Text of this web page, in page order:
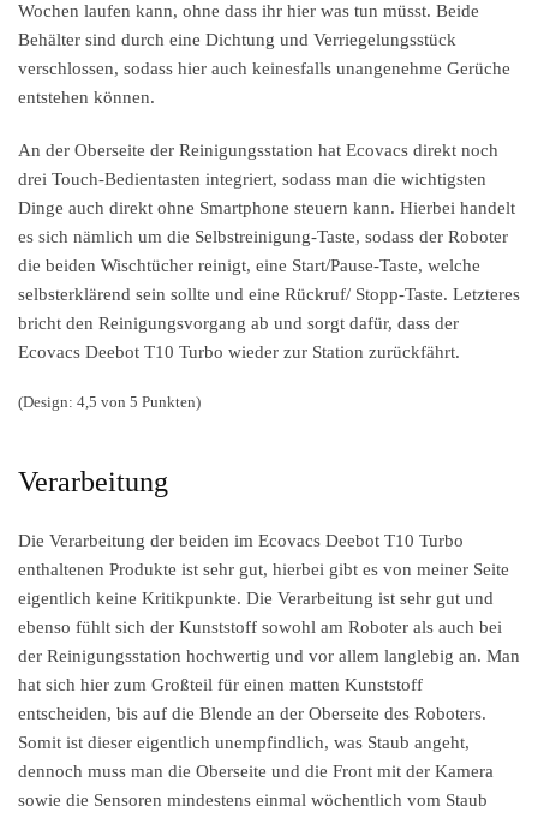
Wochen laufen kann, ohne dass ihr hier was tun müsst. Beide
Behälter sind durch eine Dichtung und Verriegelungsstück
verschlossen, sodass hier auch keinesfalls unangenehme Gerüche
entstehen können.
An der Oberseite der Reinigungsstation hat Ecovacs direkt noch
drei Touch-Bedientasten integriert, sodass man die wichtigsten
Dinge auch direkt ohne Smartphone steuern kann. Hierbei handelt
es sich nämlich um die Selbstreinigung-Taste, sodass der Roboter
die beiden Wischtücher reinigt, eine Start/Pause-Taste, welche
selbsterklärend sein sollte und eine Rückruf/ Stopp-Taste. Letzteres
bricht den Reinigungsvorgang ab und sorgt dafür, dass der
Ecovacs Deebot T10 Turbo wieder zur Station zurückfährt.
(Design: 4,5 von 5 Punkten)
Verarbeitung
Die Verarbeitung der beiden im Ecovacs Deebot T10 Turbo
enthaltenen Produkte ist sehr gut, hierbei gibt es von meiner Seite
eigentlich keine Kritikpunkte. Die Verarbeitung ist sehr gut und
ebenso fühlt sich der Kunststoff sowohl am Roboter als auch bei
der Reinigungsstation hochwertig und vor allem langlebig an. Man
hat sich hier zum Großteil für einen matten Kunststoff
entscheiden, bis auf die Blende an der Oberseite des Roboters.
Somit ist dieser eigentlich unempfindlich, was Staub angeht,
dennoch muss man die Oberseite und die Front mit der Kamera
sowie die Sensoren mindestens einmal wöchentlich vom Staub